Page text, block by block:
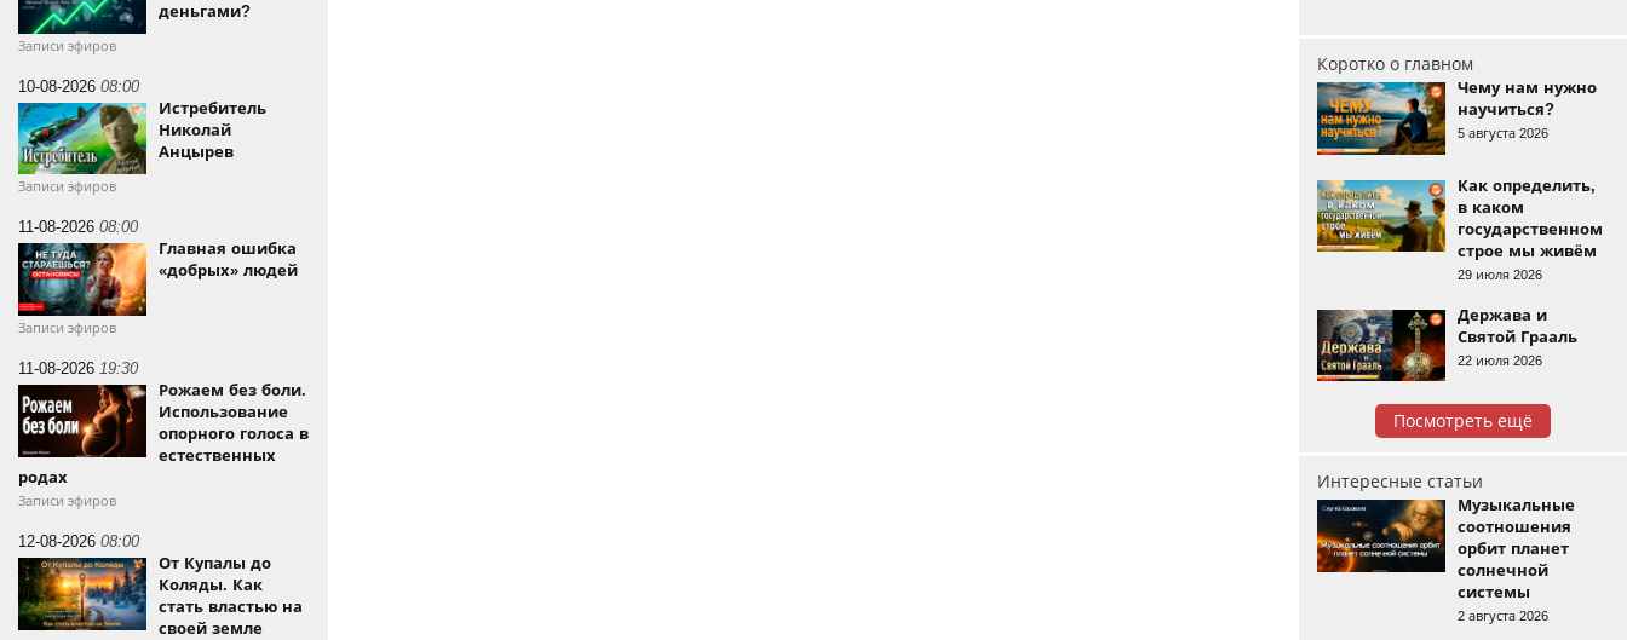
деньгами?
Записи эфиров
10-08-2026 08:00
Истребитель
Николай
Анцырев
Записи эфиров
11-08-2026 08:00
Главная ошибка
«добрых» людей
Записи эфиров
11-08-2026 19:30
Рожаем без боли.
Использование
опорного голоса в
естественных
родах
Записи эфиров
12-08-2026 08:00
От Купалы до
Коляды. Как
стать властью на
своей земле
Коротко о главном
Чему нам нужно
научиться?
5 августа 2026
Как определить,
в каком
государственном
строе мы живём
29 июля 2026
Держава и
Святой Грааль
22 июля 2026
Посмотреть ещё
Интересные статьи
Музыкальные
соотношения
орбит планет
солнечной
системы
2 августа 2026